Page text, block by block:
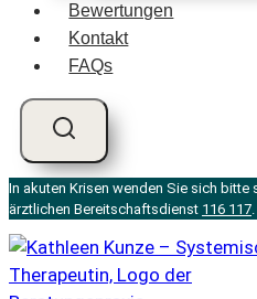
Bewertungen
Kontakt
FAQs
In akuten Krisen wenden Sie sich
ärztlichen Bereitschaftsdienst 116 117.